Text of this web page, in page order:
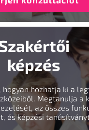
képzés
hogyan hozhatja ki a
Megtanulja a
az összes
és képzési